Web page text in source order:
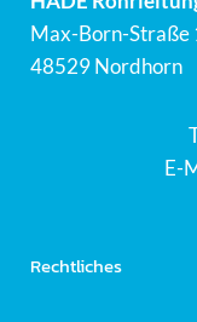
Max-Born-Straße
48529 Nordhorn
E-
Rechtliches